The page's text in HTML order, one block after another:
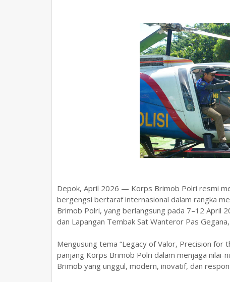
Depok, April 2026 — Korps Brimob Polri resmi
bergengsi bertaraf internasional dalam rangka
Brimob Polri, yang berlangsung pada 7–12 April
dan Lapangan Tembak Sat Wanteror Pas
Mengusung tema “Legacy of Valor, Precision for
panjang Korps Brimob Polri dalam menjaga nilai-
Brimob yang unggul, modern, inovatif, dan